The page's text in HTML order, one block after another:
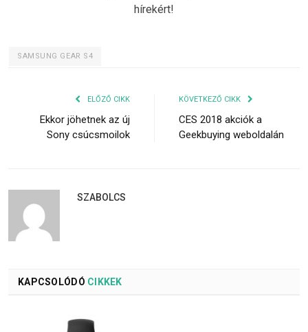
hírekért!
SAMSUNG GEAR S4
ELŐZŐ CIKK
Ekkor jöhetnek az új
Sony csúcsmoilok
KÖVETKEZŐ CIKK
CES 2018 akciók a
Geekbuying weboldalán
SZABOLCS
KAPCSOLÓDÓ CIKKEK